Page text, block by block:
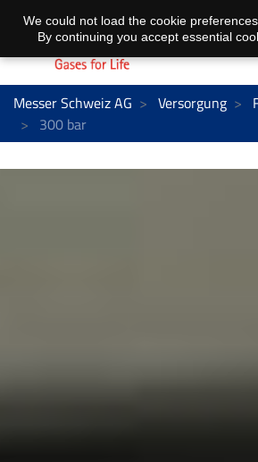
Messer Schweiz AG Versorgung
300 bar
We could not load the cookie preferences
By continuing you accept essential